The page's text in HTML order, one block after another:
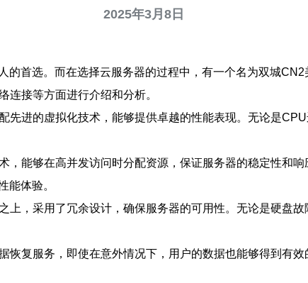
2025年3月8日
的首选。而在选择云服务器的过程中，有一个名为双城
连接等方面进行介绍和分析。
先进的虚拟化技术，能够提供卓越的性能表现。无论是
，能够在高并发访问时分配资源，保证服务器的稳定性和
能体验。
上，采用了冗余设计，确保服务器的可用性。无论是硬盘
恢复服务，即使在意外情况下，用户的数据也能够得到有